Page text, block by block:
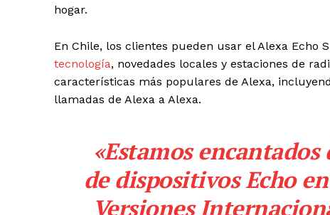
hogar.
En Chile, los clientes pueden usar el Alexa Echo
tecnología, novedades locales y estaciones de
características más populares de Alexa,
llamadas de Alexa a Alexa.
«Estamos
de dispositivos Echo
Versiones